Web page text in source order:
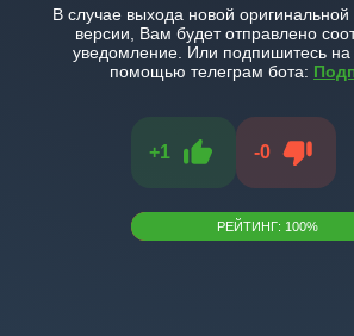
В случае выхода новой
версии, Вам будет отправлено
уведомление. Или подпишитесь на
помощью телеграм бота:
+1 -0
РЕЙТИНГ: 100%